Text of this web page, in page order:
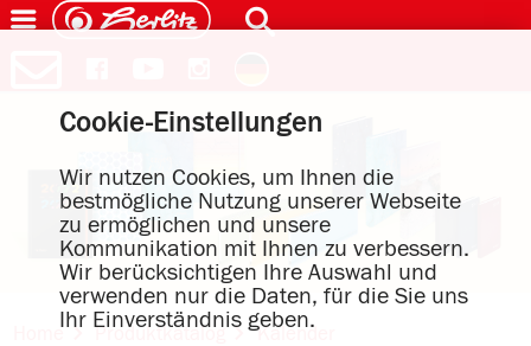
Kalender
Cookie-Einstellungen
Wir nutzen Cookies, um Ihnen die
bestmögliche Nutzung unserer Webseite
zu ermöglichen und unsere
Kommunikation mit Ihnen zu verbessern.
Wir berücksichtigen Ihre Auswahl und
verwenden nur die Daten, für die Sie uns
Ihr Einverständnis geben.